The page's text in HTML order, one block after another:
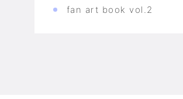
fan art book vol.2